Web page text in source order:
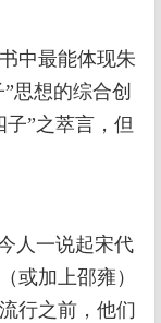
中最能体现朱
思想的综合创
”之萃言，但
人一说起宋代
或加上邵雍）
行之前，他们